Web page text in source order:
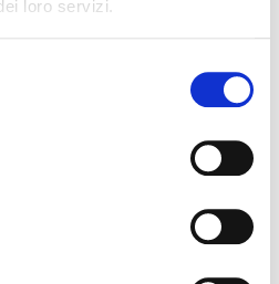
loro servizi.
per sistemi Android, iOS e MAC